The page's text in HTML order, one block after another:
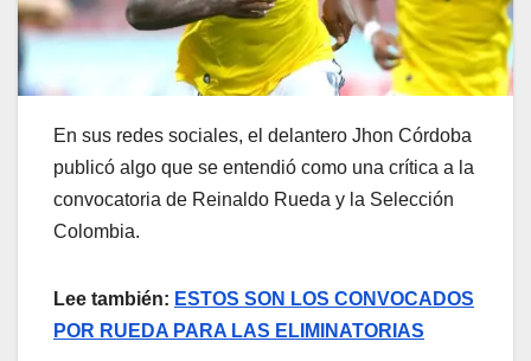
En sus redes sociales, el delantero Jhon Córdoba
publicó algo que se entendió como una crítica a la
convocatoria de Reinaldo Rueda y la Selección
Colombia.
Lee también: ESTOS SON LOS CONVOCADOS
POR RUEDA PARA LAS ELIMINATORIAS